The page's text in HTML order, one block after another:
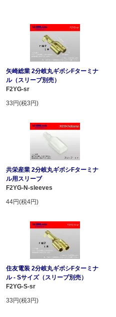
矢崎総業 2分岐丸ギボシFターミナ
ル（スリーブ別売）
F2YG-sr
33円(税3円)
共栄産業 2分岐丸ギボシFターミナ
ル用スリーブ
F2YG-N-sleeves
44円(税4円)
住友電装 2分岐丸ギボシFターミナ
ル - Sサイズ（スリーブ別売）
F2YG-S-sr
33円(税3円)